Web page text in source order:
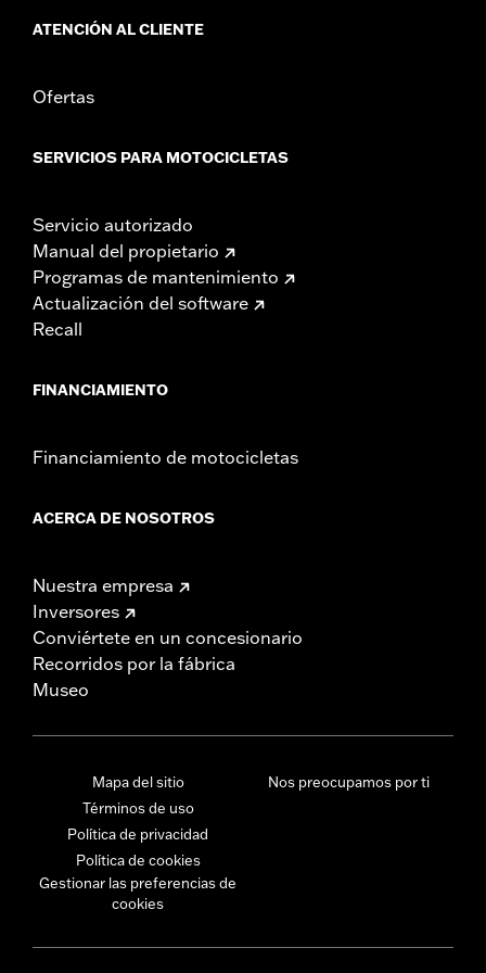
ATENCIÓN AL CLIENTE
Ofertas
SERVICIOS PARA MOTOCICLETAS
Servicio autorizado
Manual del propietario
Programas de mantenimiento
Actualización del software
Recall
FINANCIAMIENTO
Financiamiento de motocicletas
ACERCA DE NOSOTROS
Nuestra empresa
Inversores
Conviértete en un concesionario
Recorridos por la fábrica
Museo
Mapa del sitio
Términos de uso
Política de privacidad
Política de cookies
Gestionar las preferencias de
cookies
Nos preocupamos por ti